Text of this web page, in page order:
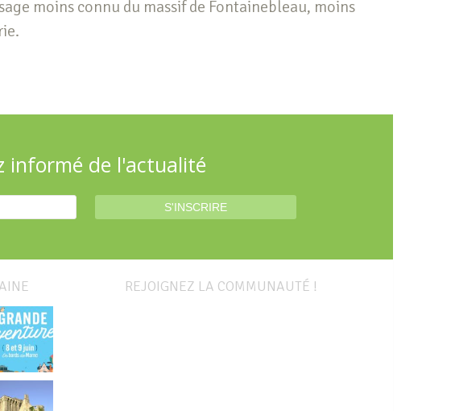
moins connu du massif de Fontainebleau, moins
informé de l'actualité
REJOIGNEZ LA COMMUNAUTÉ !